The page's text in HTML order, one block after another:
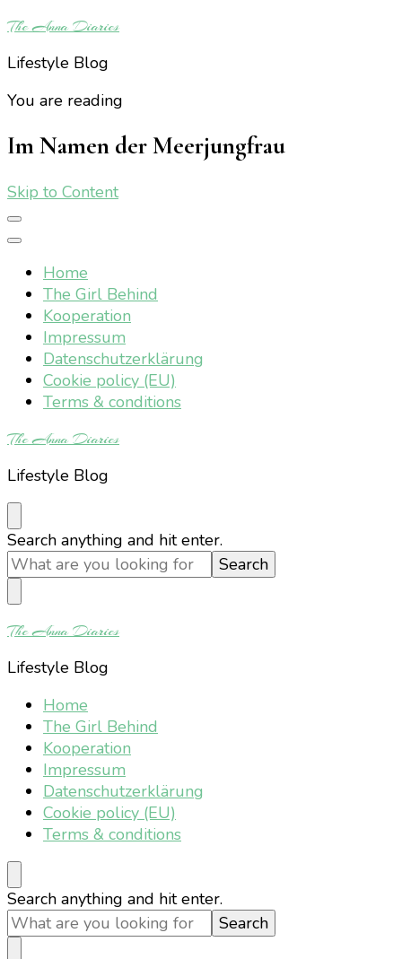
The Anna Diaries
Lifestyle Blog
You are reading
Im Namen der Meerjungfrau
Skip to Content
Home
The Girl Behind
Kooperation
Impressum
Datenschutzerklärung
Cookie policy (EU)
Terms & conditions
The Anna Diaries
Lifestyle Blog
Looking
for
Something?
Search anything and hit enter.
The Anna Diaries
Lifestyle Blog
Home
The Girl Behind
Kooperation
Impressum
Datenschutzerklärung
Cookie policy (EU)
Terms & conditions
Looking
for
Something?
Search anything and hit enter.